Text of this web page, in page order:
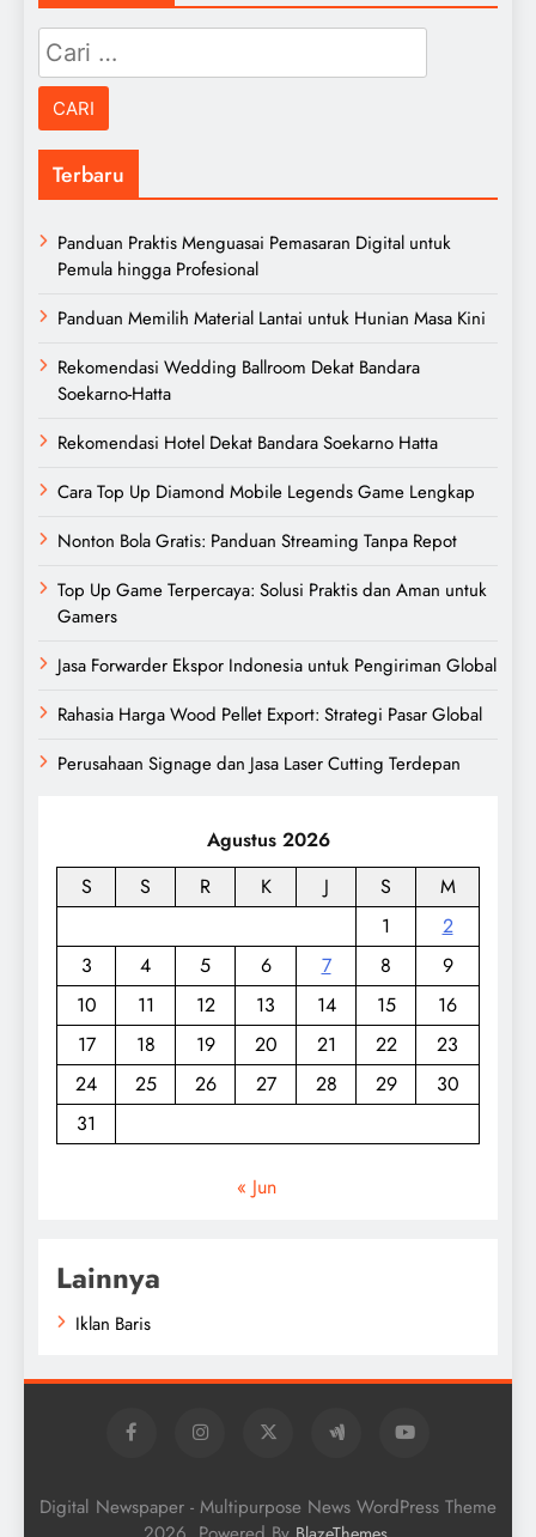
Cari
untuk:
Terbaru
Panduan Praktis Menguasai Pemasaran Digital untuk
Pemula hingga Profesional
Panduan Memilih Material Lantai untuk Hunian Masa Kini
Rekomendasi Wedding Ballroom Dekat Bandara
Soekarno-Hatta
Rekomendasi Hotel Dekat Bandara Soekarno Hatta
Cara Top Up Diamond Mobile Legends Game Lengkap
Nonton Bola Gratis: Panduan Streaming Tanpa Repot
Top Up Game Terpercaya: Solusi Praktis dan Aman untuk
Gamers
Jasa Forwarder Ekspor Indonesia untuk Pengiriman Global
Rahasia Harga Wood Pellet Export: Strategi Pasar Global
Perusahaan Signage dan Jasa Laser Cutting Terdepan
Agustus 2026
S
S R K J S
M
1
2
3
4 5 6 7 8
9
10
11 12 13 14 15
16
17
18 19 20 21 22
23
24
25 26 27 28 29
30
31
« Jun
Lainnya
Iklan Baris
Digital Newspaper - Multipurpose News WordPress Theme